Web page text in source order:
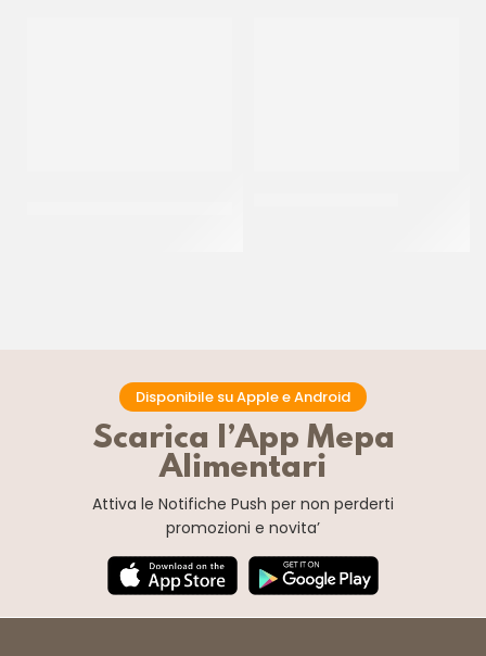
Disponibile su Apple e Android
Scarica l’App Mepa
Alimentari
Attiva le Notifiche Push per non perderti
promozioni e novita’